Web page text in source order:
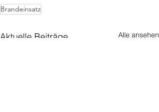
Brandeinsatz
Aktuelle Beiträge Alle ansehen